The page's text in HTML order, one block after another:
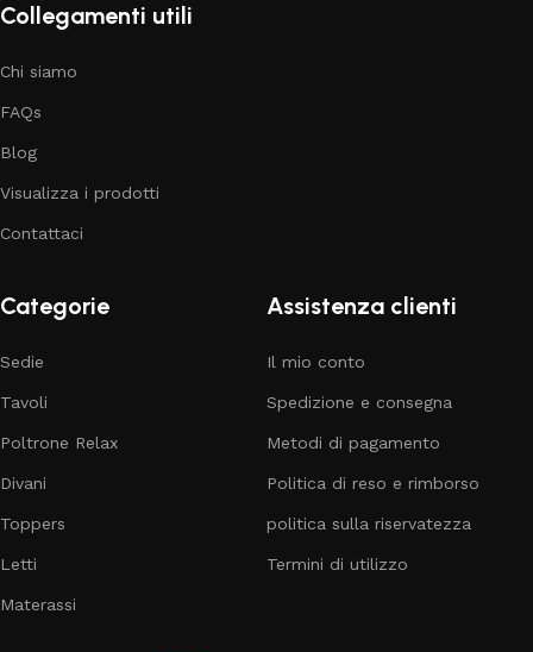
Collegamenti utili
Chi siamo
FAQs
Blog
Visualizza i prodotti
Contattaci
Categorie
Sedie
Tavoli
Poltrone Relax
Divani
Toppers
Letti
Materassi
Assistenza clienti
Il mio conto
Spedizione e consegna
Metodi di pagamento
Politica di reso e rimborso
politica sulla riservatezza
Termini di utilizzo